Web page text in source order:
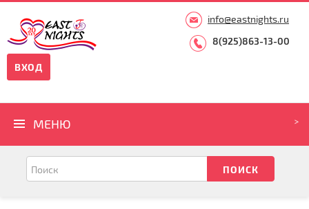
info@eastnights.ru
8(925)863-13-00
ВХОД
МЕНЮ